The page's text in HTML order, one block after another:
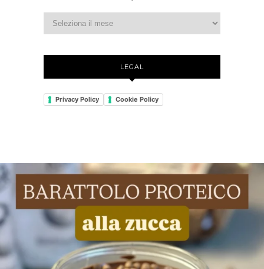
LEGAL
Privacy Policy Cookie Policy